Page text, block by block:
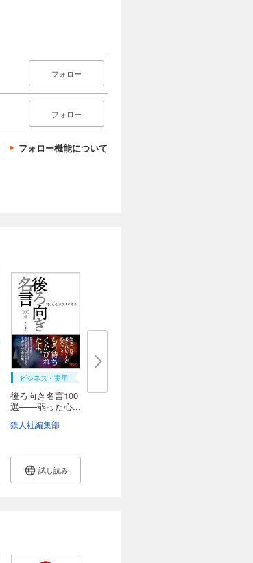
フォロー
フォロー
フォロー機能について
ビジネス・実用
後ろ向き名言100
選――弱った心...
鉄人社編集部
試し読み